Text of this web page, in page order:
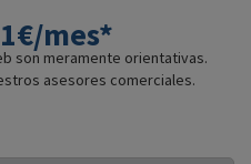
mes*
son meramente orientativas.
asesores comerciales.